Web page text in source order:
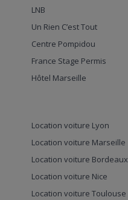
LNB
Un Rien C’est Tout
Centre Pompidou
France Stage Permis
Hôtel Marseille
Location voiture Lyon
Location voiture Marseille
Location voiture Bordeaux
Location voiture Nice
Location voiture Toulouse